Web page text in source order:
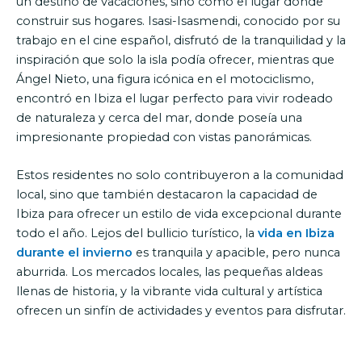
construir sus hogares. Isasi-Isasmendi, conocido por su
trabajo en el cine español, disfrutó de la tranquilidad y la
inspiración que solo la isla podía ofrecer, mientras que
Ángel Nieto, una figura icónica en el motociclismo,
encontró en Ibiza el lugar perfecto para vivir rodeado
de naturaleza y cerca del mar, donde poseía una
impresionante propiedad con vistas panorámicas.
Estos residentes no solo contribuyeron a la comunidad
local, sino que también destacaron la capacidad de
Ibiza para ofrecer un estilo de vida excepcional durante
todo el año. Lejos del bullicio turístico, la vida en Ibiza
durante el invierno es tranquila y apacible, pero nunca
aburrida. Los mercados locales, las pequeñas aldeas
llenas de historia, y la vibrante vida cultural y artística
ofrecen un sinfín de actividades y eventos para disfrutar.